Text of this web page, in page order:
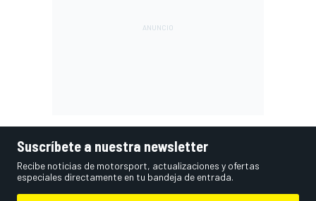
Suscríbete a nuestra newsletter
Recibe noticias de motorsport, actualizaciones y ofertas
especiales directamente en tu bandeja de entrada.